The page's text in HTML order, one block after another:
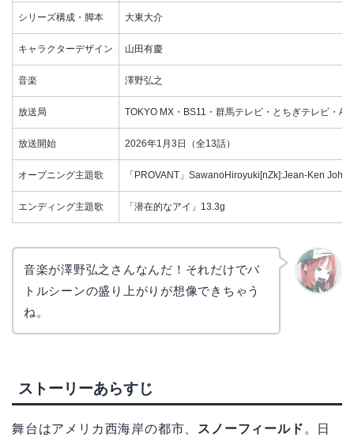
シリーズ構成・脚本 大東大介
キャラクターデザイン 山田有慶
音楽 澤野弘之
放送局 TOKYO MX・BS11・群馬テレビ・とちぎテレビ・
放送開始 2026年1月3日（全13話）
オープニング主題歌 「PROVANT」SawanoHiroyuki[nZk]:Jean-Ken
エンディング主題歌 「潜在的なアイ」13.3g
音楽が澤野弘之さんなんだ！それだけでバ
トルシーンの盛り上がりが想像できちゃう
ね。
ストーリーあらすじ
舞台はアメリカ西海岸の都市、 スノーフィールド 。日